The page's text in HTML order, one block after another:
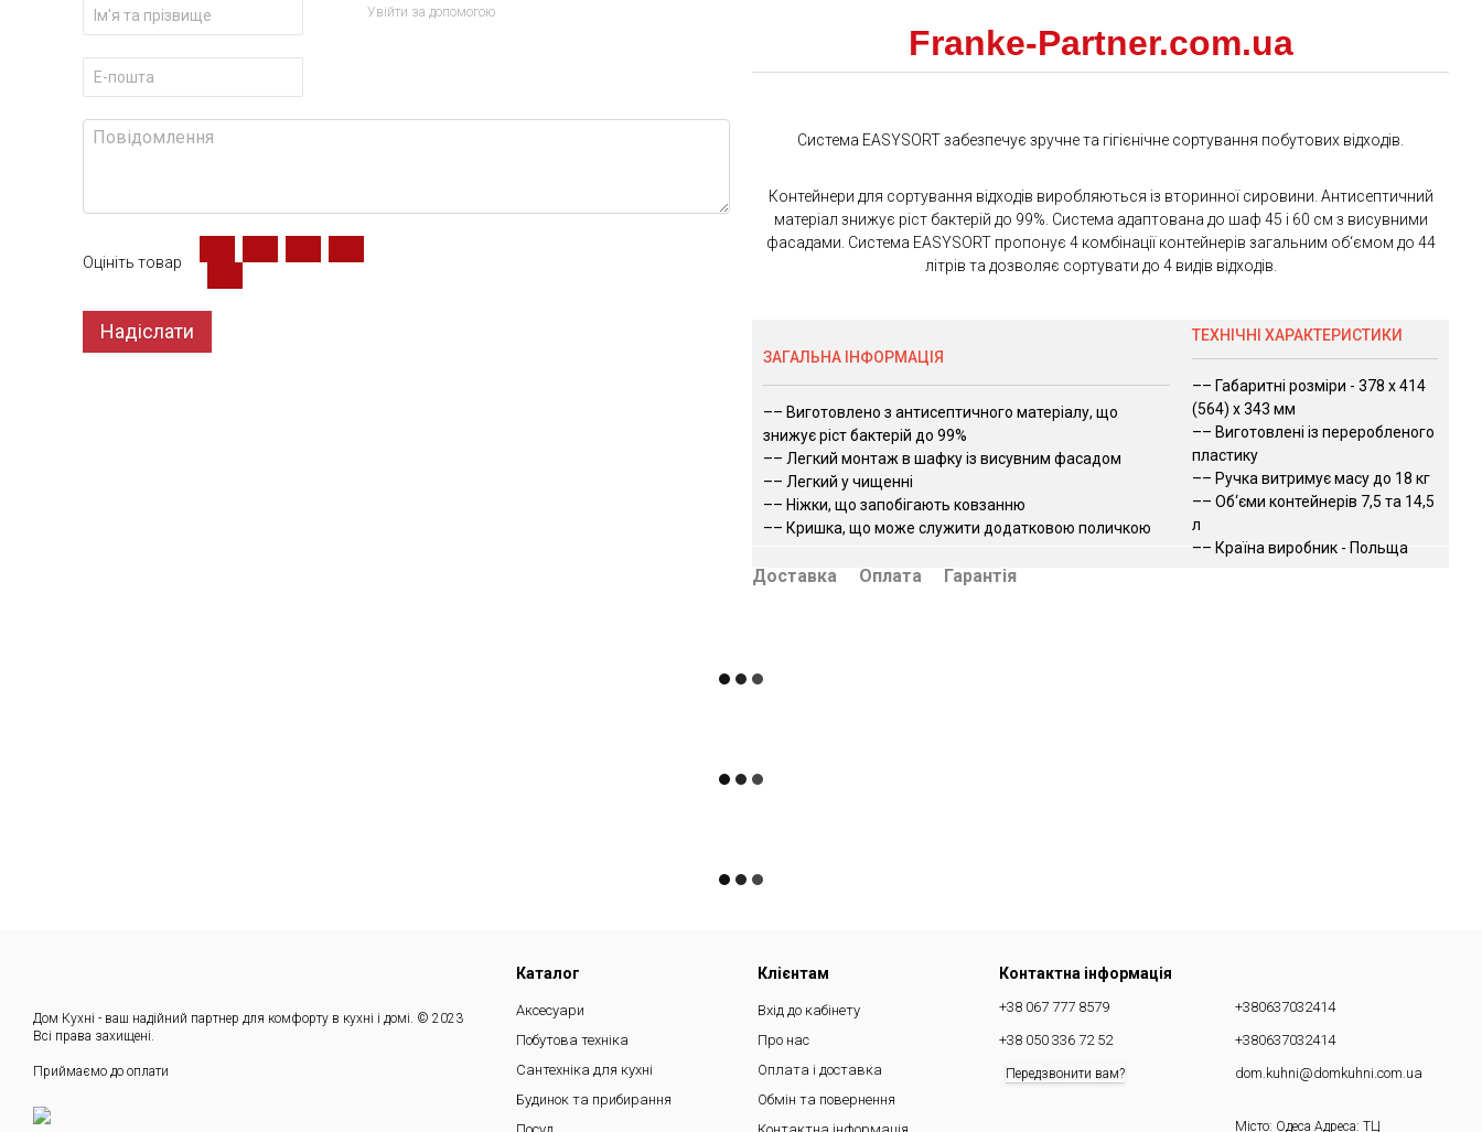
Увійти за допомогою
Оцініть товар
Надіслати
Franke-Partner.com.ua
Система EASYSORT забезпечує зручне та гігієнічне сортування побутових відходів.
Контейнери для сортування відходів виробляються із вторинної сировини. Антисептичний
матеріал знижує ріст бактерій до 99%. Система адаптована до шаф 45 і 60 см з висувними
фасадами. Система EASYSORT пропонує 4 комбінації контейнерів загальним об‘ємом до 44
літрів та дозволяє сортувати до 4 видів відходів.
ЗАГАЛЬНА ІНФОРМАЦІЯ
–– Виготовлено з антисептичного матеріалу, що
знижує ріст бактерій до 99%
–– Легкий монтаж в шафку із висувним фасадом
–– Легкий у чищенні
–– Ніжки, що запобігають ковзанню
–– Кришка, що може служити додатковою поличкою
ТЕХНІЧНІ ХАРАКТЕРИСТИКИ
–– Габаритні розміри - 378 x 414
(564) х 343 мм
–– Виготовлені із переробленого
пластику
–– Ручка витримує масу до 18 кг
–– Об‘єми контейнерів 7,5 та 14,5
л
–– Країна виробник - Польща
Доставка Оплата Гарантія
Дом Кухні - ваш надійний партнер для комфорту в кухні і домі. © 2023
Всі права захищені.
Приймаємо до оплати
Каталог
Аксесуари
Побутова техніка
Сантехніка для кухні
Будинок та прибирання
Клієнтам
Вхід до кабінету
Про нас
Оплата і доставка
Обмін та повернення
Контактна інформація
+38 067 777 8579
+38 050 336 72 52
Передзвонити вам?
+380637032414
+380637032414
dom.kuhni@domkuhni.com.ua
Місто: Одеса Адреса: ТЦ